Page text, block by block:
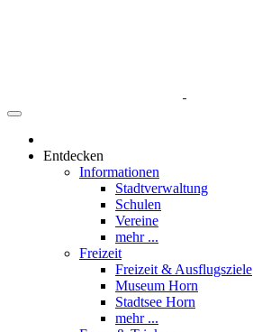
Entdecken
Informationen
Stadtverwaltung
Schulen
Vereine
mehr ...
Freizeit
Freizeit & Ausflugsziele
Museum Horn
Stadtsee Horn
mehr ...